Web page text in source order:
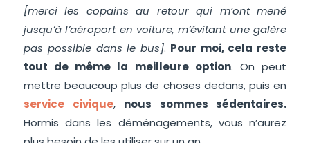
[merci les copains au retour qui m’ont mené
jusqu’à l’aéroport en voiture, m’évitant une galère
pas possible dans le bus]. Pour moi, cela reste
tout de même la meilleure option. On peut
mettre beaucoup plus de choses dedans, puis en
service civique, nous sommes sédentaires.
Hormis dans les déménagements, vous n’aurez